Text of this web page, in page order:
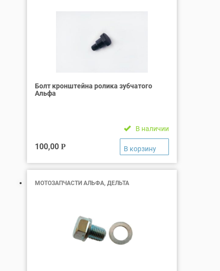
Болт кронштейна ролика зубчатого
Альфа
В наличии
100,00 Р
МОТОЗАПЧАСТИ АЛЬФА, ДЕЛЬТА